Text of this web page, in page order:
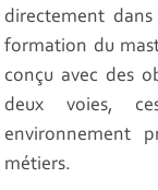
directement
formation du
conçu avec des
deux voies,
environnement
métiers.